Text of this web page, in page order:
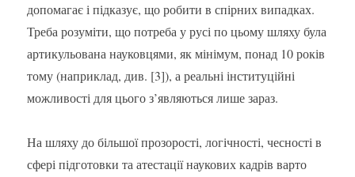
допомагає і підказує, що робити в спірних випадках.
Треба розуміти, що потреба у русі по цьому шляху була
артикульована науковцями, як мінімум, понад 10 років
тому (наприклад, див. [3]), а реальні інституційні
можливості для цього з’являються лише зараз.
На шляху до більшої прозорості, логічності, чесності в
сфері підготовки та атестації наукових кадрів варто